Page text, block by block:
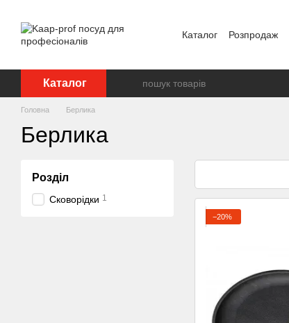
Каталог Розпродаж
Каталог
Головна Берлика
Берлика
−20%
Розділ
Сковорідки 1